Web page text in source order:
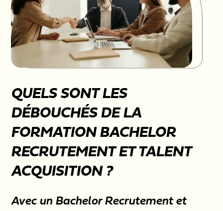
QUELS SONT LES
DÉBOUCHÉS DE LA
FORMATION BACHELOR
RECRUTEMENT ET TALENT
ACQUISITION ?
Avec un Bachelor Recrutement et